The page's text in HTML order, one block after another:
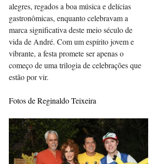
alegres, regados a boa música e delícias
gastronômicas, enquanto celebravam a
marca significativa deste meio século de
vida de André. Com um espírito jovem e
vibrante, a festa promete ser apenas o
começo de uma trilogia de celebrações que
estão por vir.
Fotos de Reginaldo Teixeira